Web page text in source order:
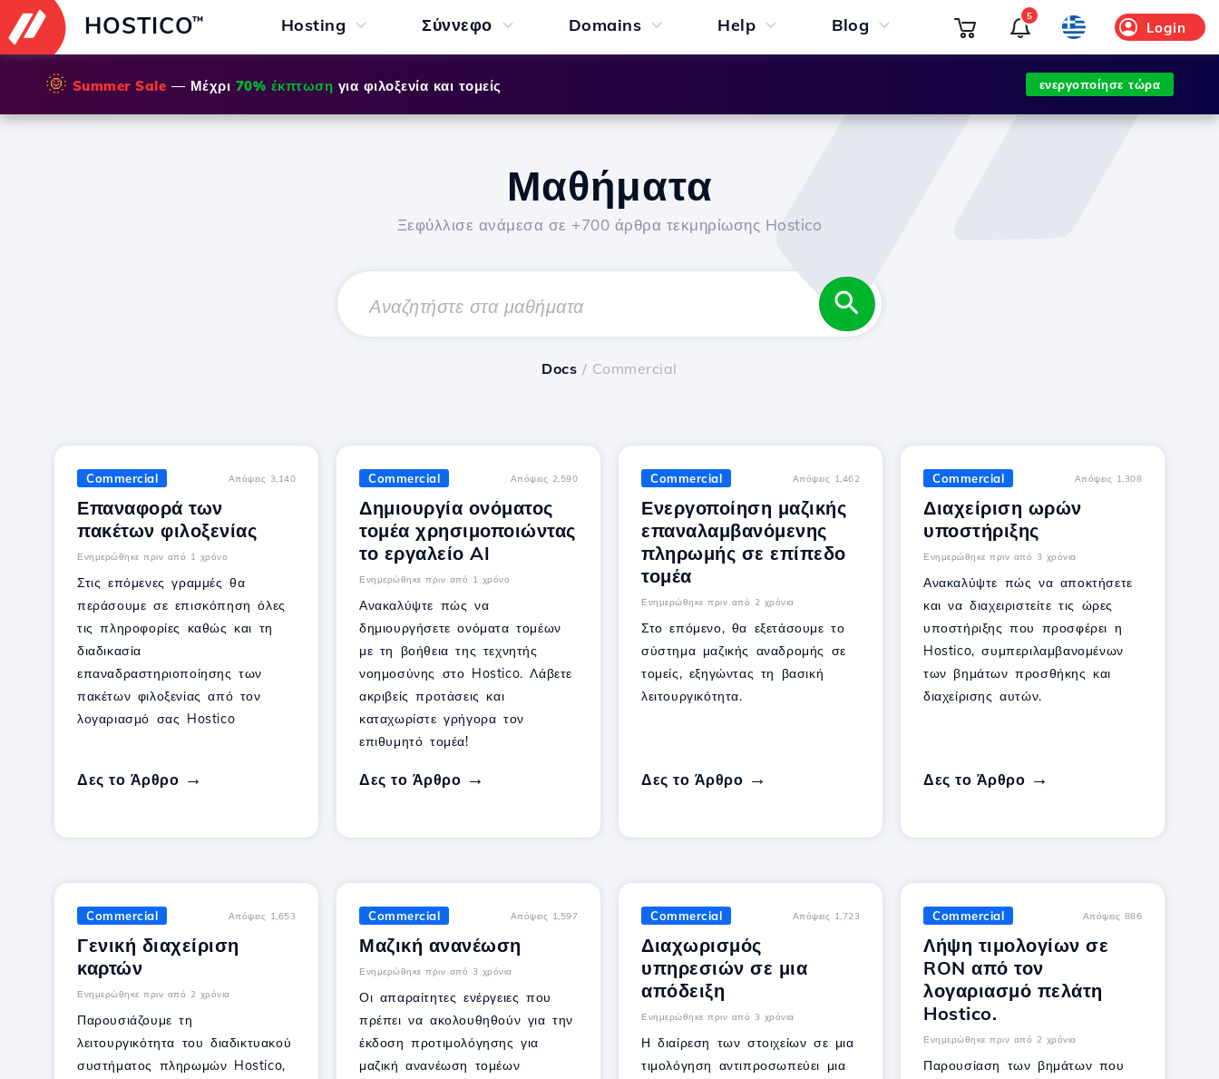
HOSTICO™ Hosting Σύννεφο Domains Help Blog Login
5
🌞 Summer Sale — Μέχρι 70% έκπτωση για φιλοξενία και τομείς ενεργοποίησε τώρα
Μαθήματα
Ξεφύλλισε ανάμεσα σε +700 άρθρα τεκμηρίωσης Hostico
Docs / Commercial
Commercial Απόψεις 3,140
Επαναφορά των
πακέτων φιλοξενίας
Ενημερώθηκε πριν από 1 χρόνο
Στις επόμενες γραμμές θα
περάσουμε σε επισκόπηση όλες
τις πληροφορίες καθώς και τη
διαδικασία
επαναδραστηριοποίησης των
πακέτων φιλοξενίας από τον
λογαριασμό σας Hostico
Δες το Άρθρο
Commercial Απόψεις 2,590
Δημιουργία ονόματος
τομέα χρησιμοποιώντας
το εργαλείο AI
Ενημερώθηκε πριν από 1 χρόνο
Ανακαλύψτε πώς να
δημιουργήσετε ονόματα τομέων
με τη βοήθεια της τεχνητής
νοημοσύνης στο Hostico. Λάβετε
ακριβείς προτάσεις και
καταχωρίστε γρήγορα τον
επιθυμητό τομέα!
Δες το Άρθρο
Commercial Απόψεις 1,462
Ενεργοποίηση μαζικής
επαναλαμβανόμενης
πληρωμής σε επίπεδο
τομέα
Ενημερώθηκε πριν από 2 χρόνια
Στο επόμενο, θα εξετάσουμε το
σύστημα μαζικής αναδρομής σε
τομείς, εξηγώντας τη βασική
λειτουργικότητα.
Δες το Άρθρο
Commercial Απόψεις 1,308
Διαχείριση ωρών
υποστήριξης
Ενημερώθηκε πριν από 3 χρόνια
Ανακαλύψτε πώς να αποκτήσετε
και να διαχειριστείτε τις ώρες
υποστήριξης που προσφέρει η
Hostico, συμπεριλαμβανομένων
των βημάτων προσθήκης και
διαχείρισης αυτών.
Δες το Άρθρο
Commercial Απόψεις 1,653
Γενική διαχείριση
καρτών
Ενημερώθηκε πριν από 2 χρόνια
Παρουσιάζουμε τη
λειτουργικότητα του διαδικτυακού
συστήματος πληρωμών Hostico,
Commercial Απόψεις 1,597
Μαζική ανανέωση
Ενημερώθηκε πριν από 3 χρόνια
Οι απαραίτητες ενέργειες που
πρέπει να ακολουθηθούν για την
έκδοση προτιμολόγησης για
μαζική ανανέωση τομέων
Commercial Απόψεις 1,723
Διαχωρισμός
υπηρεσιών σε μια
απόδειξη
Ενημερώθηκε πριν από 3 χρόνια
Η διαίρεση των στοιχείων σε μια
τιμολόγηση αντιπροσωπεύει μια
Commercial Απόψεις 886
Λήψη τιμολογίων σε
RON από τον
λογαριασμό πελάτη
Hostico.
Ενημερώθηκε πριν από 2 χρόνια
Παρουσίαση των βημάτων που